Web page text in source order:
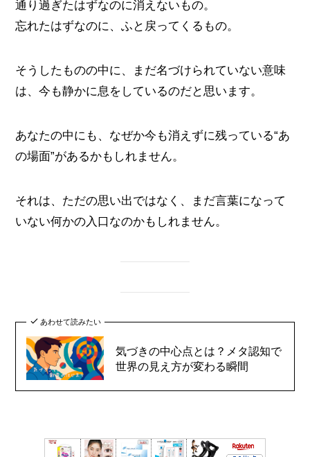
通り過ぎたはずなのに消えないもの。
忘れたはずなのに、ふと戻ってくるもの。
そうしたものの中に、まだ名づけられていない意味
は、今も静かに息をしているのだと思います。
あなたの中にも、なぜか今も消えずに残っている“あ
の場面”があるかもしれません。
それは、ただの思い出ではなく、まだ言葉になって
いない何かの入口なのかもしれません。
あわせて読みたい
気づきの中心点とは？メタ認知で
世界の見え方が変わる瞬間